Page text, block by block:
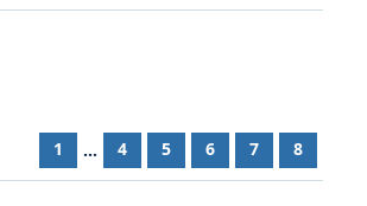
1 ... 4 5 6 7 8